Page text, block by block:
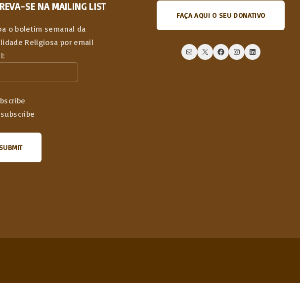
SE NA MAILING LIST
o boletim semanal da
Religiosa por email
FAÇA AQUI O SEU DONATIVO
Mail X Facebook Instagram LinkedIn